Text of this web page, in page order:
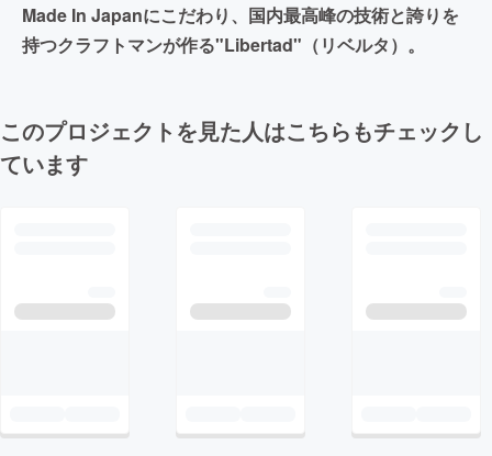
Made In Japanにこだわり、国内最高峰の技術と誇りを
持つクラフトマンが作る"Libertad"（リベルタ）。
このプロジェクトを見た人はこちらもチェックし
ています